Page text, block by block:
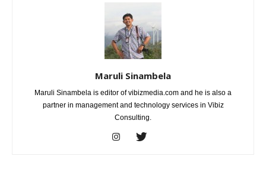
Maruli Sinambela
Maruli Sinambela is editor of vibizmedia.com and he is also a
partner in management and technology services in Vibiz
Consulting.